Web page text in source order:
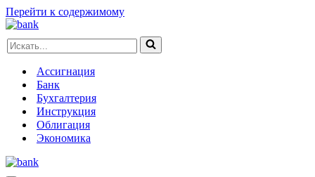
Перейти к содержимому
Искать...
Ассигнация
Банк
Бухгалтерия
Инструкция
Облигация
Экономика